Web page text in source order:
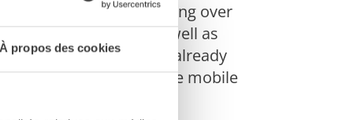
À propos des cookies
the company is taking over
FABO Global as well as
based company already
Karlsruhe, including the mobile